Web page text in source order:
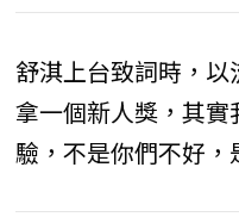
舒淇上台致詞時，
拿一個新人獎，其
驗，不是你們不好，